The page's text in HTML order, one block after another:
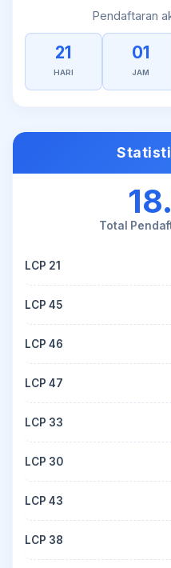
Pendaftaran
21
HARI
01
JAM
Total
LCP 21
LCP 45
LCP 46
LCP 47
LCP 33
LCP 30
LCP 43
LCP 38